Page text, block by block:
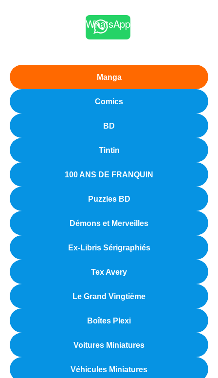
WhatsApp
Manga
Comics
BD
Tintin
100 ANS DE FRANQUIN
Puzzles BD
Démons et Merveilles
Ex-Libris Sérigraphiés
Tex Avery
Le Grand Vingtième
Boîtes Plexi
Voitures Miniatures
Véhicules Miniatures